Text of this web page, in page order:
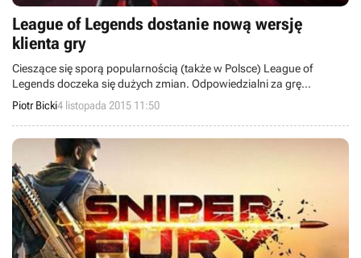
League of Legends dostanie nową wersję
klienta gry
Cieszące się sporą popularnością (także w Polsce) League of
Legends doczeka się dużych zmian. Odpowiedzialni za grę
deweloperzy ze studia Riot Games poinformowali, że pracują nad
zmodyfikowanym klientem produkcji, który ma opierać się na nowej
technologii.
Piotr Bicki4 listopada 2015 11:50